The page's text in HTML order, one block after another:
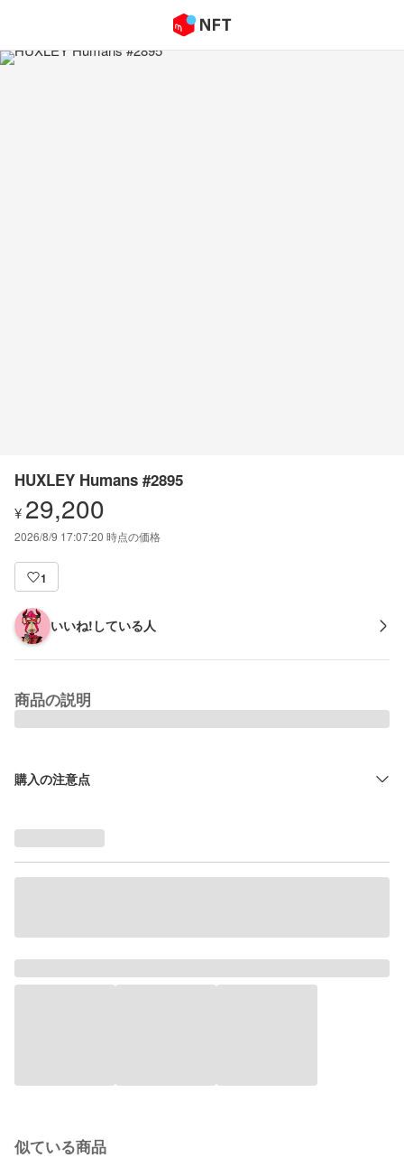
HUXLEY Humans #2895
¥ 29,200
2026/8/9 17:07:20 時点の価格
1
いいね!している人
商品の説明
購入の注意点
似ている商品